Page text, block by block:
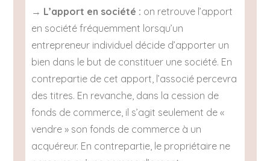
→ L’apport en société : on retrouve l’apport
en société fréquemment lorsqu’un
entrepreneur individuel décide d’apporter un
bien dans le but de constituer une société. En
contrepartie de cet apport, l’associé percevra
des titres. En revanche, dans la cession de
fonds de commerce, il s’agit seulement de «
vendre » son fonds de commerce à un
acquéreur. En contrepartie, le propriétaire ne